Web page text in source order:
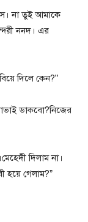
না তুই আমাকে
ননদ। এর
দিলে কেন?”
ডাকবো?নিজের
দিলাম না।
হয়ে গেলাম?”